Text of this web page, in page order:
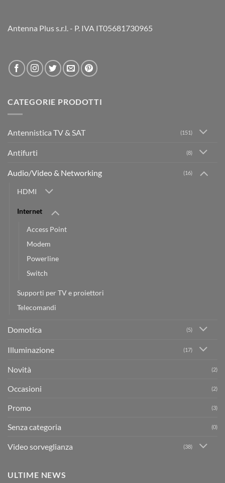
Antenna Plus s.r.l. - P. IVA IT05681730965
CATEGORIE PRODOTTI
Antennistica TV & SAT (151)
Antifurti (8)
Audio/Video & Networking (16)
HDMI
Internet
Access Point
Modem
Powerline
Switch
Supporti per TV e proiettori
Telecomandi
Domotica (5)
Illuminazione (17)
Novità (2)
Occasioni (2)
Promo (3)
Senza categoria (0)
Video sorveglianza (38)
ULTIME NEWS